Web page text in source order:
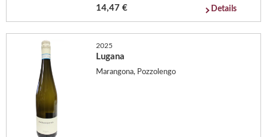
14,47 € Details
2025
Lugana
Marangona, Pozzolengo